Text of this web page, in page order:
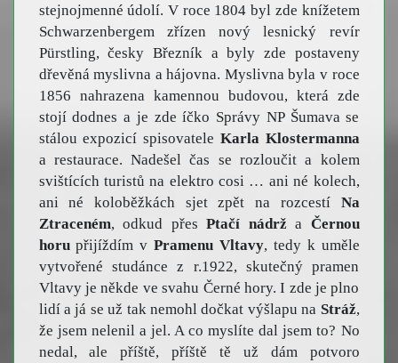
stejnojmenné údolí. V roce 1804 byl zde knížetem
Schwarzenbergem zřízen nový lesnický revír
Pürstling, česky Březník a byly zde postaveny
dřevěná myslivna a hájovna. Myslivna byla v roce
1856 nahrazena kamennou budovou, která zde
stojí dodnes a je zde íčko Správy NP Šumava se
stálou expozicí spisovatele Karla Klostermanna
a restaurace. Nadešel čas se rozloučit a kolem
svištících turistů na elektro cosi … ani né kolech,
ani né koloběžkách sjet zpět na rozcestí Na
Ztraceném, odkud přes Ptačí nádrža Černou
horupřijíždím vPramenu Vltavy, tedy k uměle
vytvořené studánce z r.1922, skutečný pramen
Vltavy je někde ve svahu Černé hory. I zde je plno
lidí a já se už tak nemohl dočkat výšlapu na Stráž,
že jsem nelenil a jel. A co myslíte dal jsem to? No
nedal, ale příště, příště tě už dám potvoro